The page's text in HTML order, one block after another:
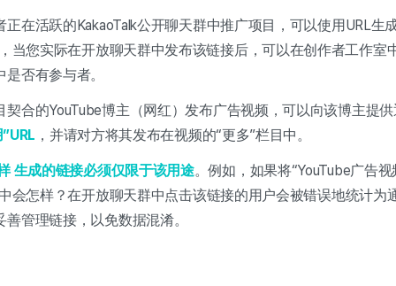
在活跃的KakaoTalk公开聊天群中推广项目，可以使用URL生
当您实际在开放聊天群中发布该链接后，可以在创作者工作室
否有参与者。
契合的YouTube博主（网红）发布广告视频，可以向该博主提
，并请对方将其发布在视频的“更多”栏目中。
生成的链接必须仅限于该用途。例如，如果将“YouTube广告
会怎样？在开放聊天群中点击该链接的用户会被错误地统计为
管理链接，以免数据混淆。